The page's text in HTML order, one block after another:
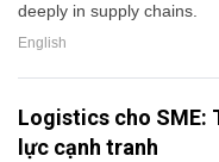
deeply in supply chains.
English
Logistics cho SME:
lực cạnh tranh